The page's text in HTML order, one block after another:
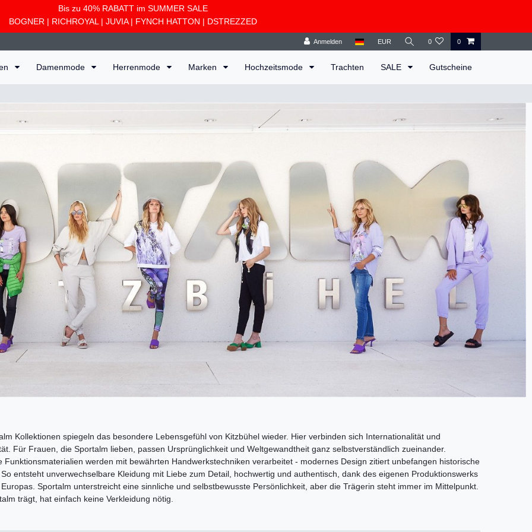
Bis zu 40% RABATT im SUMMER SALE
BOGNER | RICHROYAL | JUVIA| FYNCH HATTON | DSTREZZED
Anmelden EUR 0 0
Damenmode Herrenmode Marken Hochzeitsmode Trachten SALE Gutscheine
Kollektionen spiegeln das besondere Lebensgefühl von Kitzbühel wieder. Hier verbinden sich Internationalität und
Für Frauen, die Sportalm lieben, passen Ursprünglichkeit und Weltgewandtheit ganz selbstverständlich zueinander.
Funktionsmaterialien werden mit bewährten Handwerkstechniken verarbeitet - modernes Design zitiert unbefangen historische
So entsteht unverwechselbare Kleidung mit Liebe zum Detail, hochwertig und authentisch, dank des eigenen Produktionswerks
Sportalm unterstreicht eine sinnliche und selbstbewusste Persönlichkeit, aber die Trägerin steht immer im Mittelpunkt.
trägt, hat einfach keine Verkleidung nötig.